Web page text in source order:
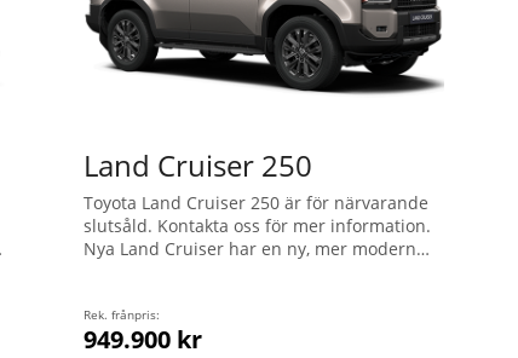
Land Cruiser 250
Toyota Land Cruiser 250 är för närvarande
slutsåld. Kontakta oss för mer information.
Nya Land Cruiser har en ny, mer modern
kombinationen av väg- och
terrängprestanda!
Rek. frånpris:
949.900 kr